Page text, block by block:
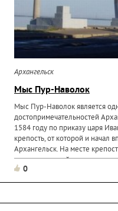
Архангельск
Мыс Пур-Наволок
Мыс Пур-Наволок является
достопримечательностей
1584 году по приказу царя
крепость, от которой и начал
Архангельск. На месте
напоминаяющий...
0